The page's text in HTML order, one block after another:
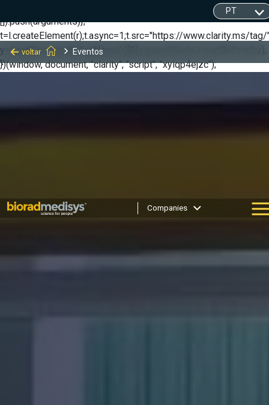
(function(c,l,a,r,i,t,y){ c[a]=c[a]||function(){(c[a].q=c[a].q||
[]).push(arguments)};
t=l.createElement(r);t.async=1;t.src="https://www.clarity.ms/tag/
y=l.getElementsByTagName(r)[0];y.parentNode.insertBefore(t,y);
})(window, document, "clarity", "script", "xyiqp4ejzc");
Companies
voltar Eventos